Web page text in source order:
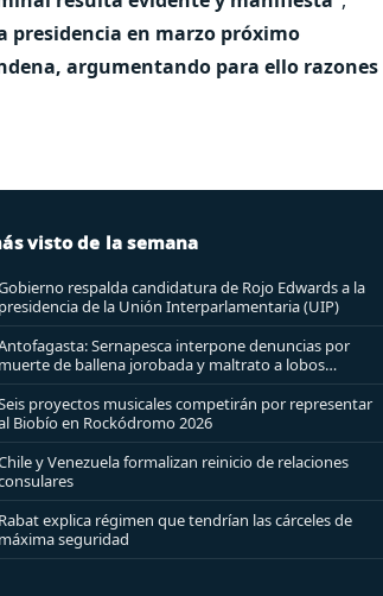
presidencia en marzo próximo
argumentando para ello razones
visto de la semana
respalda candidatura de Rojo Edwards a la
presidencia de la Unión Interparlamentaria (UIP)
Sernapesca interpone denuncias por
muerte de ballena jorobada y maltrato a lobos
proyectos musicales competirán por representar
Biobío en Rockódromo 2026
y Venezuela formalizan reinicio de relaciones
Rabat explica régimen que tendrían las cárceles de
máxima seguridad